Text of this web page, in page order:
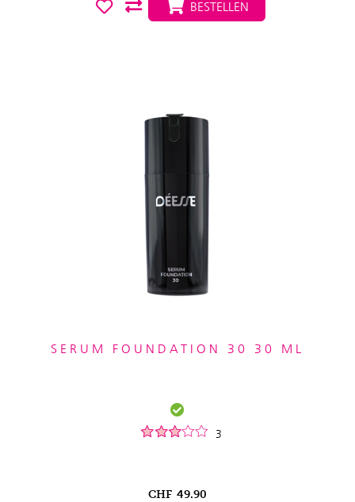
BESTELLEN
SERUM FOUNDATION 30 30 ML
3
CHF 49.90